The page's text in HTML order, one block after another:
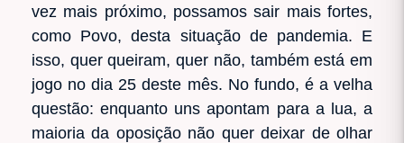
vez mais próximo, possamos sair mais fortes,
como Povo, desta situação de pandemia. E
isso, quer queiram, quer não, também está em
jogo no dia 25 deste mês. No fundo, é a velha
questão: enquanto uns apontam para a lua, a
maioria da oposição não quer deixar de olhar